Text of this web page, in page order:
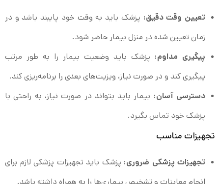
تعیین وقت دقیق:پزشک باید به وقت خود پایبند باشد و در
زمان تعیین شده در منزل بیمار حاضر شود.
پیگیری مداوم:پزشک باید وضعیت بیمار را به طور مرتب
پیگیری کند و در صورت نیاز، ویزیت‌های بعدی را برنامه‌ریزی کند.
دسترسی آسان:بیمار باید بتواند در صورت نیاز، به راحتی با
پزشک خود تماس بگیرد.
تجهیزات مناسب
تجهیزات پزشکی ضروری:پزشک باید تجهیزات پزشکی لازم برای
انجام معاینات و تشخیص بیماری‌ها را به همراه داشته باشد.